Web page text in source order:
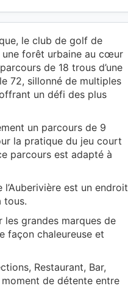
le club de golf de
une forêt urbaine au cœur
de 18 trous d’une
72, sillonné de multiples
un défi des plus
un parcours de 9
la pratique du jeu court
parcours est adapté à
est un endroit
tous.
les grandes marques de
façon chaleureuse et
Restaurant, Bar,
de détente entre